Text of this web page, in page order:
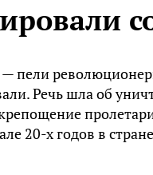
пели
Речь шла об
20-х годов в